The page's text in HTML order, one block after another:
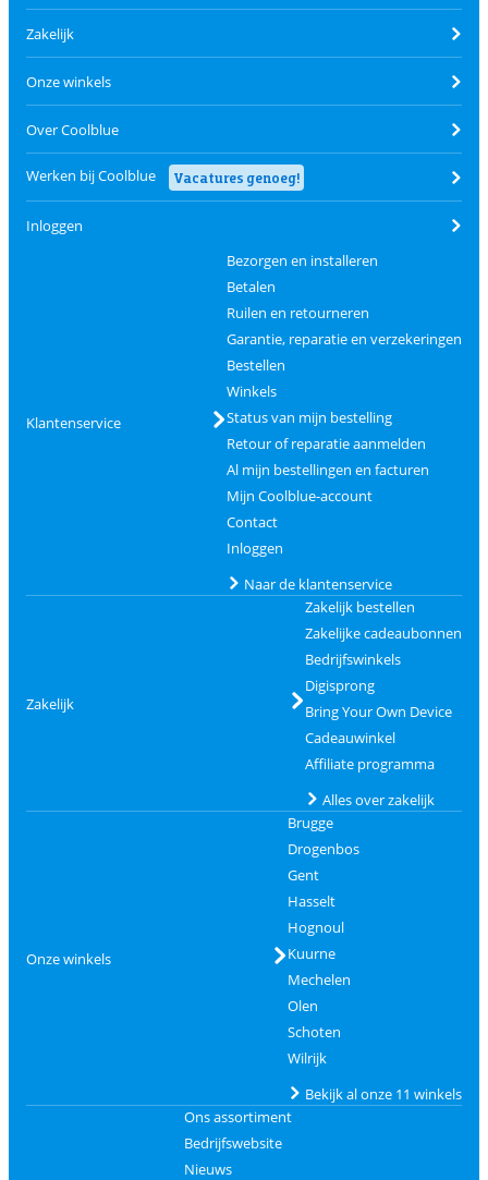
Zakelijk
Onze winkels
Over Coolblue
Werken bij Coolblue Vacatures genoeg!
Inloggen
Klantenservice
Bezorgen en installeren
Betalen
Ruilen en retourneren
Garantie, reparatie en verzekeringen
Bestellen
Winkels
Status van mijn bestelling
Retour of reparatie aanmelden
Al mijn bestellingen en facturen
Mijn Coolblue-account
Contact
Inloggen
Naar de klantenservice
Zakelijk
Zakelijk bestellen
Zakelijke cadeaubonnen
Bedrijfswinkels
Digisprong
Bring Your Own Device
Cadeauwinkel
Affiliate programma
Alles over zakelijk
Onze winkels
Brugge
Drogenbos
Gent
Hasselt
Hognoul
Kuurne
Mechelen
Olen
Schoten
Wilrijk
Bekijk al onze 11 winkels
Ons assortiment
Bedrijfswebsite
Nieuws